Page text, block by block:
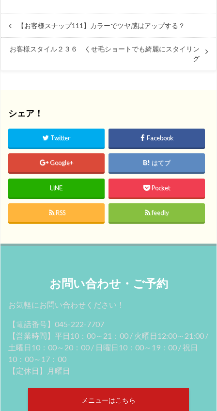
【お客様スナップ111】カラーでツヤ感はアップする？
お客様スタイル２３６ くせ毛ショートでも綺麗にスタイリン
グ
シェア！
Twitter Facebook
Google+ はてブ
LINE Pocket
RSS feedly
お問い合わせ・ご予約
お気軽にお問い合わせください！
【電話番号】045-222-7707
【営業時間】平日10：00～21：00 / 火曜日12:00～21:00 /
土曜日10：00～20：00 / 日曜日10：00～19：00 / 祝日
10：00～17：00
【定休日】月曜日
メニューはこちら